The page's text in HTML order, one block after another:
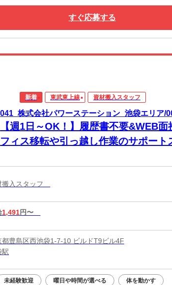
すぐ応募する
新着 東武東上線 資材搬入スタッフ
041_株式会社パワーステーション_池袋エリア/
【週1日～OK！】履歴書不要&WEB面
フィス移転や引っ越し作業のサポート
搬入スタッフ
1,491円〜
都豊島区西池袋1-7-10 ビルドT9ビル4F
駅
未経験歓迎 曜日や時間が選べる 体を動かす